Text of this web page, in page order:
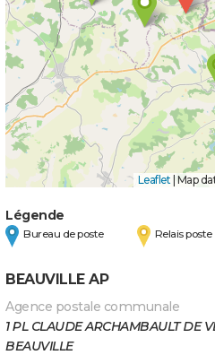
Leaflet Map
Légende
Bureau de poste Relais poste
BEAUVILLE AP
Agence postale communale
1 PL CLAUDE ARCHAMBAULT DE
BEAUVILLE